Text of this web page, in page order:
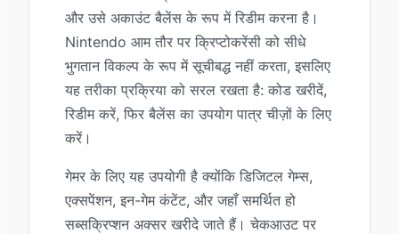
और उसे अकाउंट बैलेंस के रूप में रिडीम करना है।
Nintendo आम तौर पर क्रिप्टोकरेंसी को सीधे
भुगतान विकल्प के रूप में सूचीबद्ध नहीं करता, इसलिए
यह तरीका प्रक्रिया को सरल रखता है: कोड खरीदें,
रिडीम करें, फिर बैलेंस का उपयोग पात्र चीज़ों के लिए
करें।
गेमर के लिए यह उपयोगी है क्योंकि डिजिटल गेम्स,
एक्सपेंशन, इन-गेम कंटेंट, और जहाँ समर्थित हो
सब्सक्रिप्शन अक्सर खरीदे जाते हैं। चेकआउट पर